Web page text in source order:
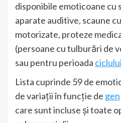
disponibile emoticoane cu
aparate auditive, scaune
motorizate, proteze
(persoane cu tulburări de
sau pentru perioada
Lista cuprinde 59 de
de variații în funcție de gen
care sunt incluse și toate